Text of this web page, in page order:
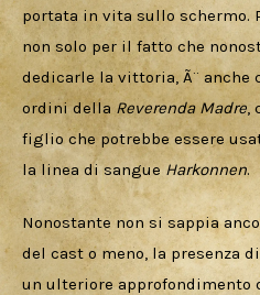
portata in vita sullo schermo.
non solo per il fatto che
dedicarle la vittoria, Ã¨
ordini della Reverenda Madre,
figlio che potrebbe essere
la linea di sangue Harkonnen.
Nonostante non si sappia
del cast o meno, la presenza di
un ulteriore approfondimento